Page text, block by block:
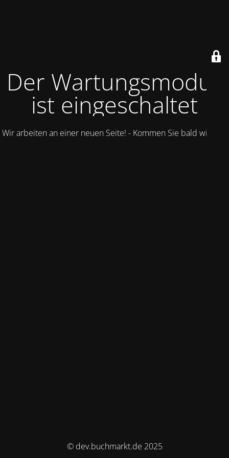
Der Wartungsmodus
ist eingeschaltet
Wir arbeiten an einer neuen Seite! - Kommen Sie bald wieder.
© dev.buchmarkt.de 2025